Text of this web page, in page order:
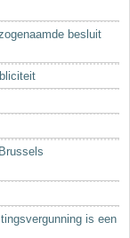
besluit
is een